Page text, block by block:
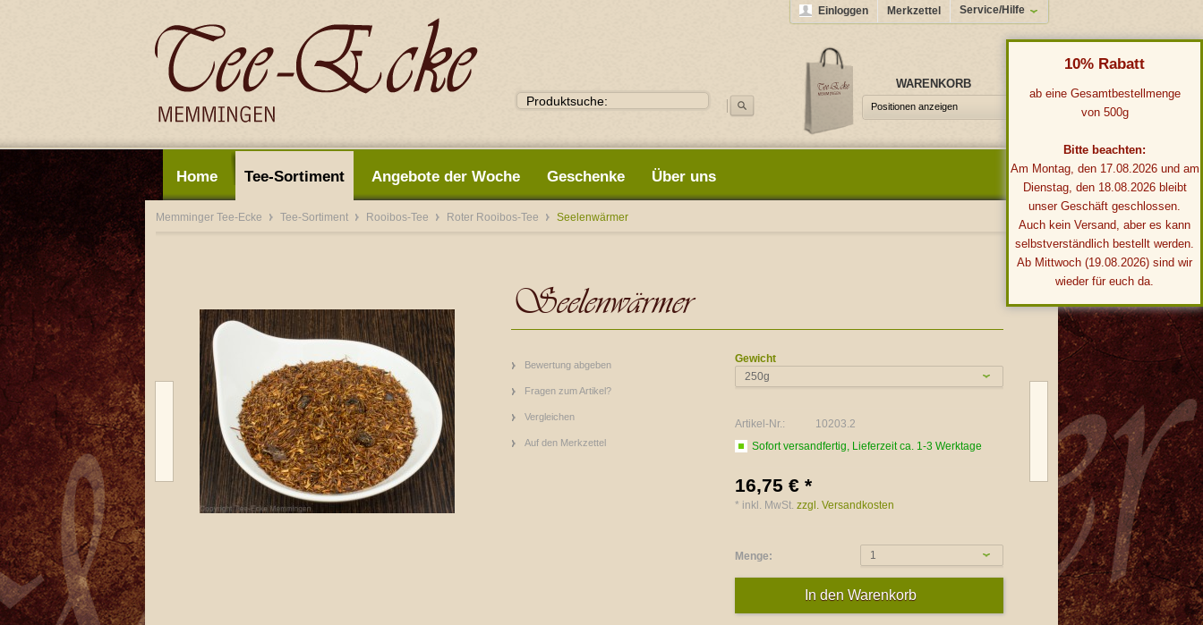
Einloggen Merkzettel Service/Hilfe
WARENKORB
Positionen anzeigen
10% Rabatt
ab eine Gesamtbestellmenge
von 500g
Bitte beachten:
Am Montag, den 17.08.2026 und am
Dienstag, den 18.08.2026 bleibt
unser Geschäft geschlossen.
Auch kein Versand, aber es kann
selbstverständlich bestellt werden.
Ab Mittwoch (19.08.2026) sind wir
wieder für euch da.
Home Tee-Sortiment Angebote der Woche Geschenke Über uns
Memminger Tee-Ecke Tee-Sortiment Rooibos-Tee Roter Rooibos-Tee Seelenwärmer
Seelenwärmer
Bewertung abgeben
Fragen zum Artikel?
Vergleichen
Auf den Merkzettel
Gewicht
250g
Artikel-Nr.:
10203.2
Sofort versandfertig, Lieferzeit ca. 1-3 Werktage
16,75 € *
* inkl. MwSt. zzgl. Versandkosten
Menge: 1